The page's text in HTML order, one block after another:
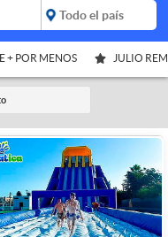
+ POR MENOS JULIO